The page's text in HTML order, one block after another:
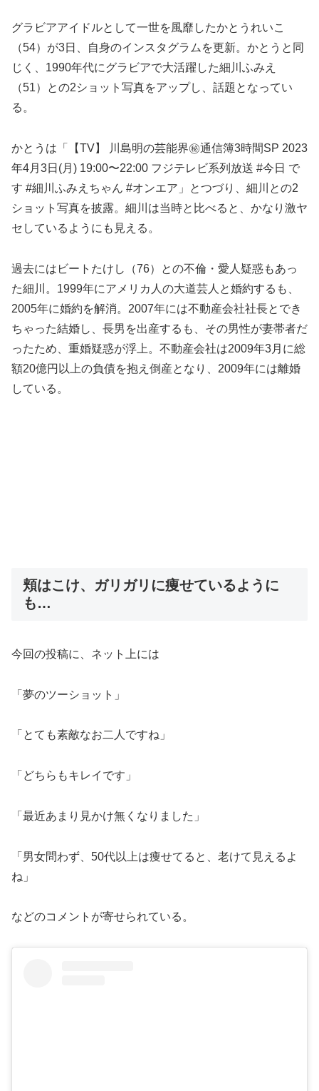
グラビアアイドルとして一世を風靡したかとうれいこ
（54）が3日、自身のインスタグラムを更新。かとうと同
じく、1990年代にグラビアで大活躍した細川ふみえ
（51）との2ショット写真をアップし、話題となってい
る。
かとうは「【TV】 川島明の芸能界㊙︎通信簿3時間SP 2023
年4月3日(月) 19:00〜22:00 フジテレビ系列放送 #今日 で
す #細川ふみえちゃん #オンエア」とつづり、細川との2
ショット写真を披露。細川は当時と比べると、かなり激ヤ
セしているようにも見える。
過去にはビートたけし（76）との不倫・愛人疑惑もあっ
た細川。1999年にアメリカ人の大道芸人と婚約するも、
2005年に婚約を解消。2007年には不動産会社社長とでき
ちゃった結婚し、長男を出産するも、その男性が妻帯者だ
ったため、重婚疑惑が浮上。不動産会社は2009年3月に総
額20億円以上の負債を抱え倒産となり、2009年には離婚
している。
頬はこけ、ガリガリに痩せているように
も…
今回の投稿に、ネット上には
「夢のツーショット」
「とても素敵なお二人ですね」
「どちらもキレイです」
「最近あまり見かけ無くなりました」
「男女問わず、50代以上は痩せてると、老けて見えるよ
ね」
などのコメントが寄せられている。